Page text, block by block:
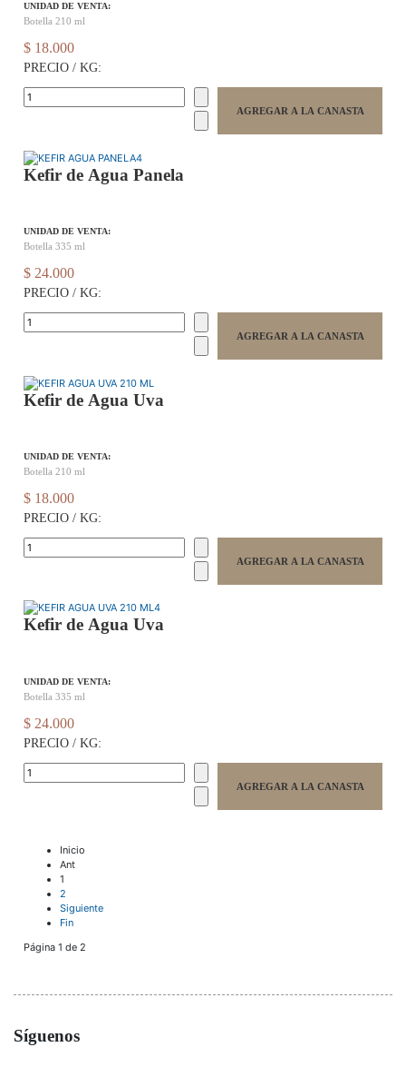
UNIDAD DE VENTA:
Botella 210 ml
$ 18.000
PRECIO / KG:
Kefir de Agua Panela
UNIDAD DE VENTA:
Botella 335 ml
$ 24.000
PRECIO / KG:
Kefir de Agua Uva
UNIDAD DE VENTA:
Botella 210 ml
$ 18.000
PRECIO / KG:
Kefir de Agua Uva
UNIDAD DE VENTA:
Botella 335 ml
$ 24.000
PRECIO / KG:
Inicio
Ant
1
2
Siguiente
Fin
Página 1 de 2
Síguenos